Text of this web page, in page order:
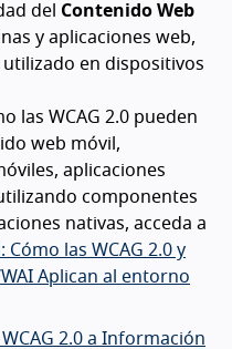
del Contenido Web
y aplicaciones web,
en dispositivos
las WCAG 2.0 pueden
web móvil,
aplicaciones
componentes
nativas, acceda a
las WCAG 2.0 y
Aplican al entorno
2.0 a Información